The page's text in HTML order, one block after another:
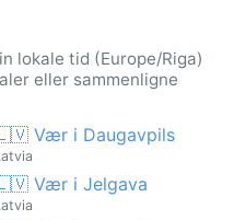
lokale tid (Europe/Riga)
eller sammenligne
Vær i Daugavpils
Vær i Jelgava